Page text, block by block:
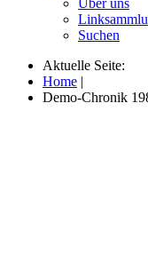
Über uns
Suchen
Aktuelle Seite:
Home |
Demo-Chronik